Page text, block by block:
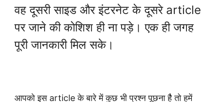
वह दूसरी साइड और इंटरनेट के दूसरे article
पर जाने की कोशिश ही ना पड़े। एक ही जगह
पूरी जानकारी मिल सके।
आपको इस article के बारे में कुछ भी प्रश्न पूछना हैै तो हमें